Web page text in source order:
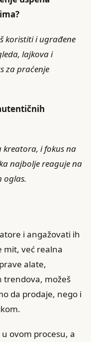
koristiti i ugrađene
lajkova i
za praćenje
kreatora, i fokus na
najbolje reaguje na
oglas.
i angažovati ih
mit, već realna
alate,
trendova, možeš
da prodaje, nego i
ovom procesu, a